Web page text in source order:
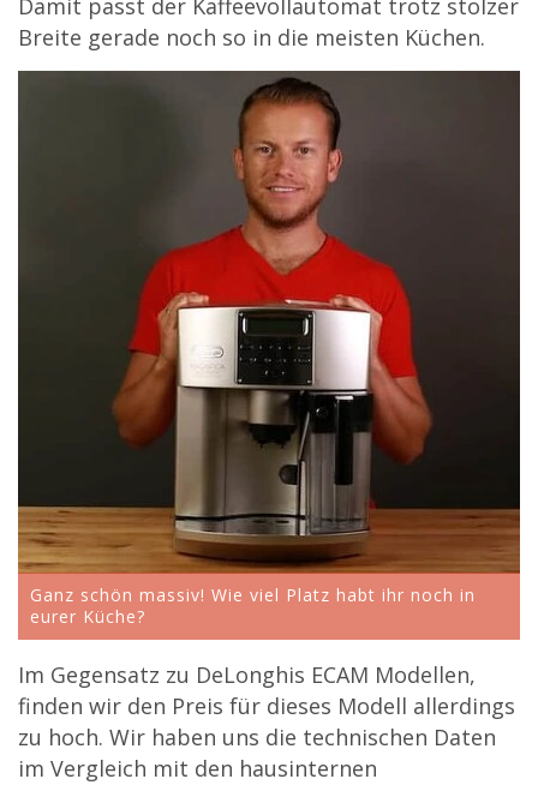
Breite gerade noch so in die meisten Küchen.
Ganz schön massiv! Wie viel Platz habt ihr noch in
eurer Küche?
Im Gegensatz zu DeLonghis ECAM Modellen,
finden wir den Preis für dieses Modell allerdings
zu hoch. Wir haben uns die technischen Daten
im Vergleich mit den hausinternen